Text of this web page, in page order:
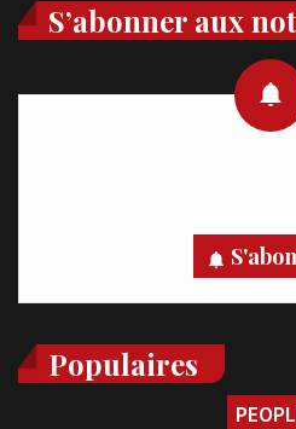
S’abonner aux
Populaires